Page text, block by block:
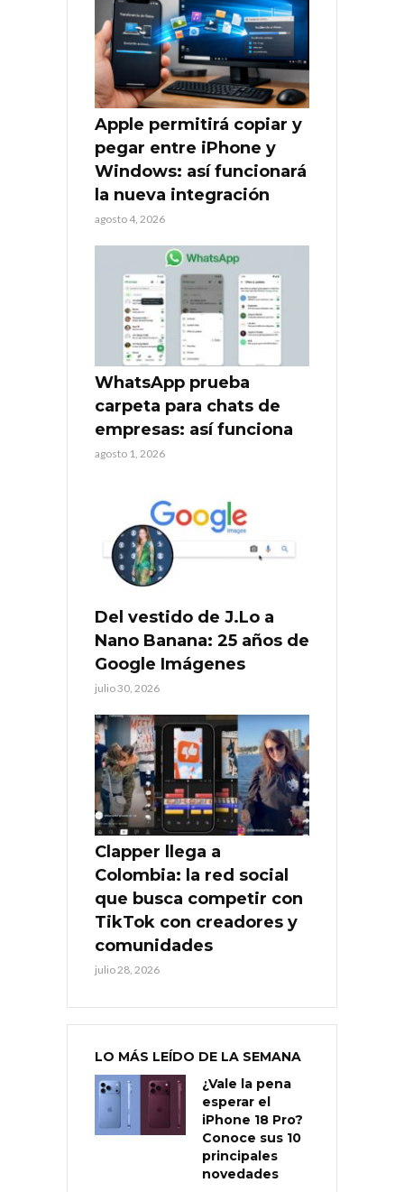
Apple permitirá copiar y
pegar entre iPhone y
Windows: así funcionará
la nueva integración
agosto 4, 2026
WhatsApp prueba
carpeta para chats de
empresas: así funciona
agosto 1, 2026
Del vestido de J.Lo a
Nano Banana: 25 años de
Google Imágenes
julio 30, 2026
Clapper llega a
Colombia: la red social
que busca competir con
TikTok con creadores y
comunidades
julio 28, 2026
LO MÁS LEÍDO DE LA SEMANA
¿Vale la pena
esperar el
iPhone 18 Pro?
Conoce sus 10
principales
novedades